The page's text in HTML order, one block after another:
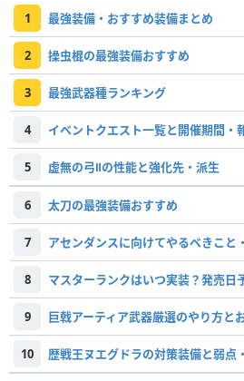
1 最強装備・おすすめ装備まとめ
2 操虫棍の最強装備おすすめ
3 最強武器種ランキング
4 イベントクエスト一覧と開催期間・
5 虚無の弓Ⅱの性能と強化先・派生
6 太刀の最強装備おすすめ
7 アセンダンスに向けてやるべきこと
8 マスターランクはいつ実装？発売日
9 巨戟アーティア武器厳選のやり方と
10 歴戦王ヌエグドラの対策装備と弱点